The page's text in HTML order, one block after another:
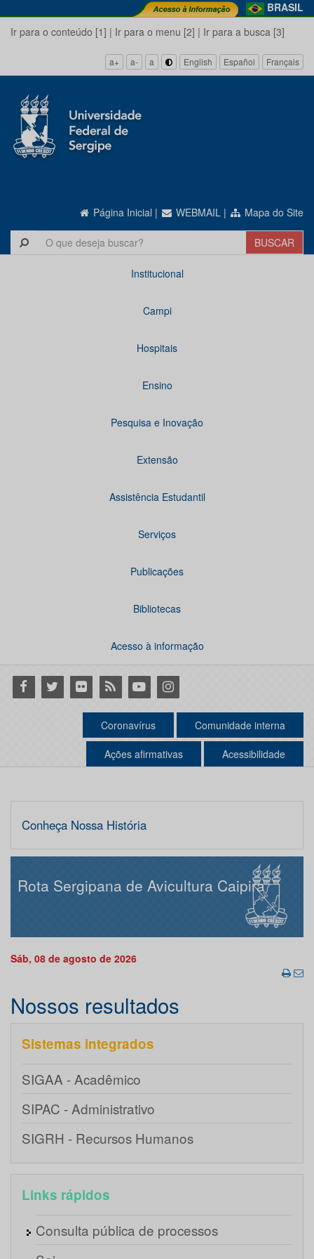
BRASIL
Ir para o conteúdo [1] | Ir para o menu [2] | Ir para a busca [3]
a+ a- a English Español Français
Página Inicial | WEBMAIL | Mapa do Site
Institucional
Campi
Hospitais
Ensino
Pesquisa e Inovação
Extensão
Assistência Estudantil
Serviços
Publicações
Bibliotecas
Acesso à informação
Facebook
Twitter Flickr RSS YoutubeInstagram
Coronavírus Comunidade interna
Ações afirmativas Acessibilidade
Conheça Nossa História
Rota Sergipana de Avicultura Caipira
Sáb, 08 de agosto de 2026
Nossos resultados
Sistemas integrados
SIGAA - Acadêmico
SIPAC - Administrativo
SIGRH - Recursos Humanos
Links rápidos
Consulta pública de processos